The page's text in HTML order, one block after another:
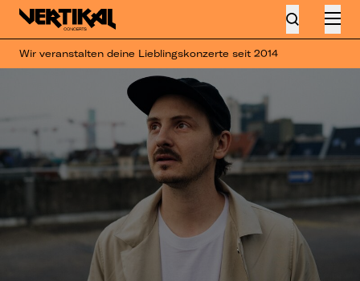
Wir veranstalten deine Lieblingskonzerte seit 2014